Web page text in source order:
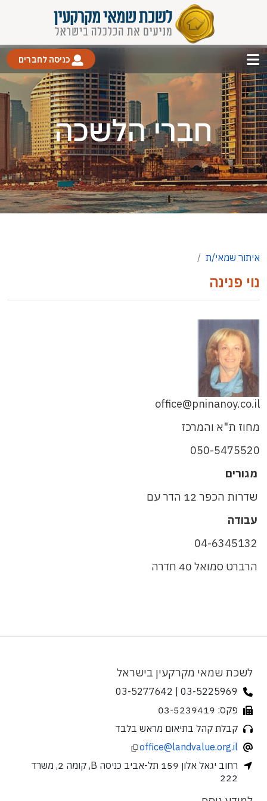
כניסה לחברים
חברי הלשכה
איתור שמאי/ת
נוי פנינה
office@pninanoy.co.il
מחוז ת"א והמרכז
050-5475520
מגורים
שדרות הכפר 12 הדר עם
עבודה
04-6345132
הרברט סמואל 40 חדרה
לשכת שמאי מקרקעין בישראל
03-5225969 | 03-5277642
פקס: 03-5239419
קבלת קהל בתיאום מראש בלבד
office@landvalue.org.il
רחוב יגאל אלון 159 תל-אביב כניסה B, קומה 2, משרד
222